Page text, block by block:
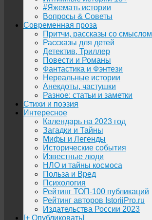
#Яжемать истории
Вопросы & Советы
Современная проза
Притчи, рассказы со смыслом
Рассказы для детей
Детектив, Триллер
Повести и Романы
Фантастика и Фэнтези
Нереальные истории
Анекдоты, частушки
Разное: статьи и заметки
Стихи и поэзия
Интересное
Календарь на 2023 год
Загадки и Тайны
Мифы и Легенды
Исторические события
Известные люди
НЛО и тайны космоса
Польза и Вред
Психология
Рейтинг ТОП-100 публикаций
Рейтинг авторов IstoriiPro.ru
Издательства России 2023
[+ Опубликовать]